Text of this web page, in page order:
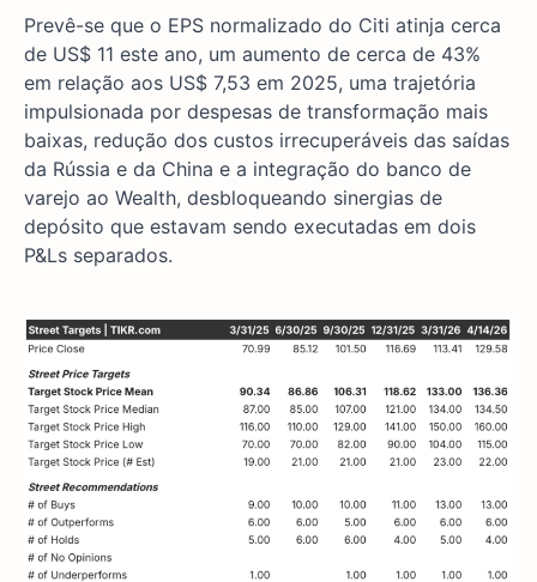
Prevê-se que o EPS normalizado do Citi atinja cerca
de US$ 11 este ano, um aumento de cerca de 43%
em relação aos US$ 7,53 em 2025, uma trajetória
impulsionada por despesas de transformação mais
baixas, redução dos custos irrecuperáveis das saídas
da Rússia e da China e a integração do banco de
varejo ao Wealth, desbloqueando sinergias de
depósito que estavam sendo executadas em dois
P&Ls separados.